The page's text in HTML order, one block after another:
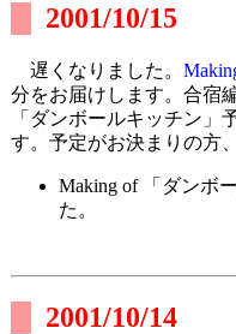
2001/10/15
遅くなりました。
分をお届けします。合宿
「ダンボールキッチン」
す。予定がお決まりの方
Making of 「ダンボ
た。
2001/10/14